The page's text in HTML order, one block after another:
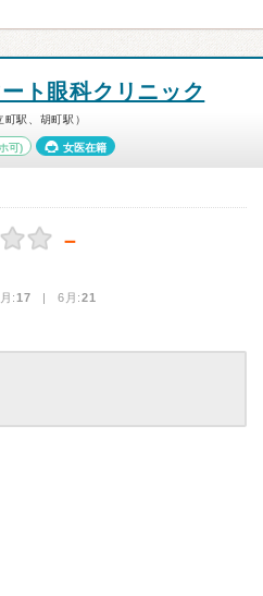
ト眼科クリニック
駅、胡町駅）
可) 女医在籍
－
:17 | 6月:21